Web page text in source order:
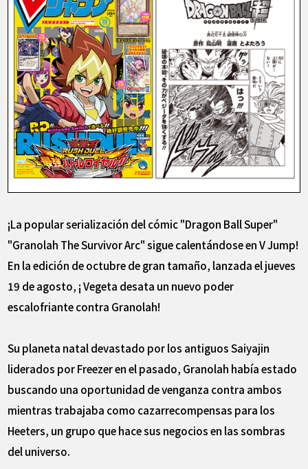
JP
EN FR ES
¡La popular serialización del cómic "Dragon Ball Super"
"Granolah The Survivor Arc" sigue calentándose en V Jump!
En la edición de octubre de gran tamaño, lanzada el jueves
19 de agosto, ¡ Vegeta desata un nuevo poder
escalofriante contra Granolah!
Su planeta natal devastado por los antiguos Saiyajin
liderados por Freezer en el pasado, Granolah había estado
buscando una oportunidad de venganza contra ambos
mientras trabajaba como cazarrecompensas para los
Heeters, un grupo que hace sus negocios en las sombras
del universo.